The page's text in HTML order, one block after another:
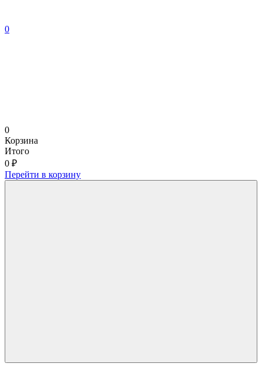
0
0
Корзина
Итого
0 ₽
Перейти в корзину